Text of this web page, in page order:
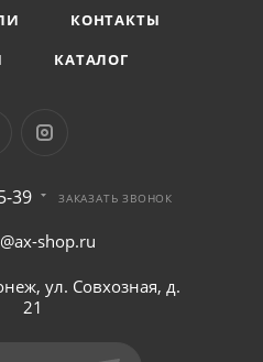
КОНТАКТЫ
КАТАЛОГ
39 ЗАКАЗАТЬ ЗВОНОК
shop.ru
ул. Совхозная, д.
21